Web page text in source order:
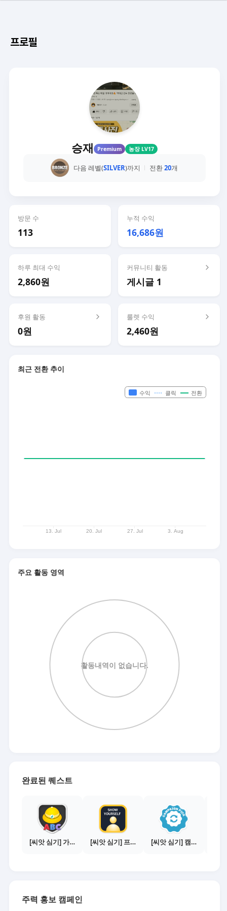
프로필
승재 Premium 농장 LV17
다음 레벨(SILVER)까지 전환20개
방문 수
113
누적 수익
16,686원
하루 최대 수익
2,860원
커뮤니티 활동
게시글 1
후원 활동
0원
룰렛 수익
2,460원
최근 전환 추이
주요 활동 영역
완료된 퀘스트
[씨앗 심기] 가이드보기 - 매체별 활동 가이드 [씨앗 심기] 프로필 사진 등록하기 [씨앗 심기] 캠페인 전환하기
주력 홍보 캠페인